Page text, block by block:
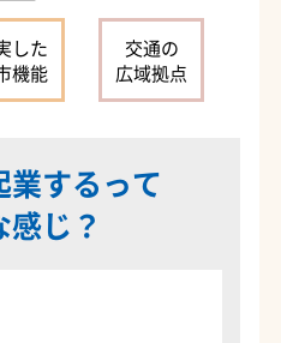
した
機能
交通の
広域拠点
業するって
感じ？